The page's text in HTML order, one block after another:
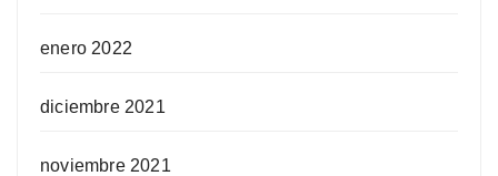
enero 2022
diciembre 2021
noviembre 2021